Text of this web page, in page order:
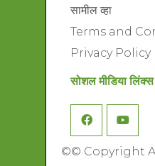
सामील व्हा
Terms and
Privacy Policy
सोशल मीडिया लिंक्स
©© Copyright